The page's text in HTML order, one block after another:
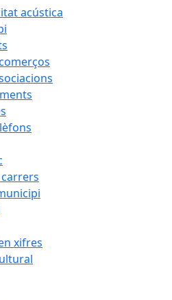
acústica
xifres